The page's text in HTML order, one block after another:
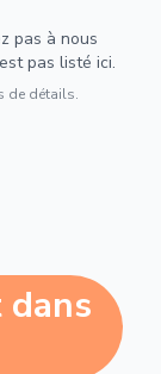
pas à nous
pas listé ici.
de détails.
dans